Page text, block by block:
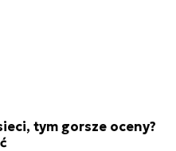
tym gorsze oceny?